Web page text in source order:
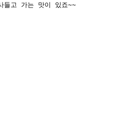
들고 가는 맛이 있죠~~